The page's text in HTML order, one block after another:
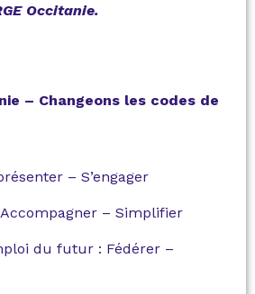
Occitanie.
– Changeons les codes de
– S’engager
– Simplifier
du futur : Fédérer –